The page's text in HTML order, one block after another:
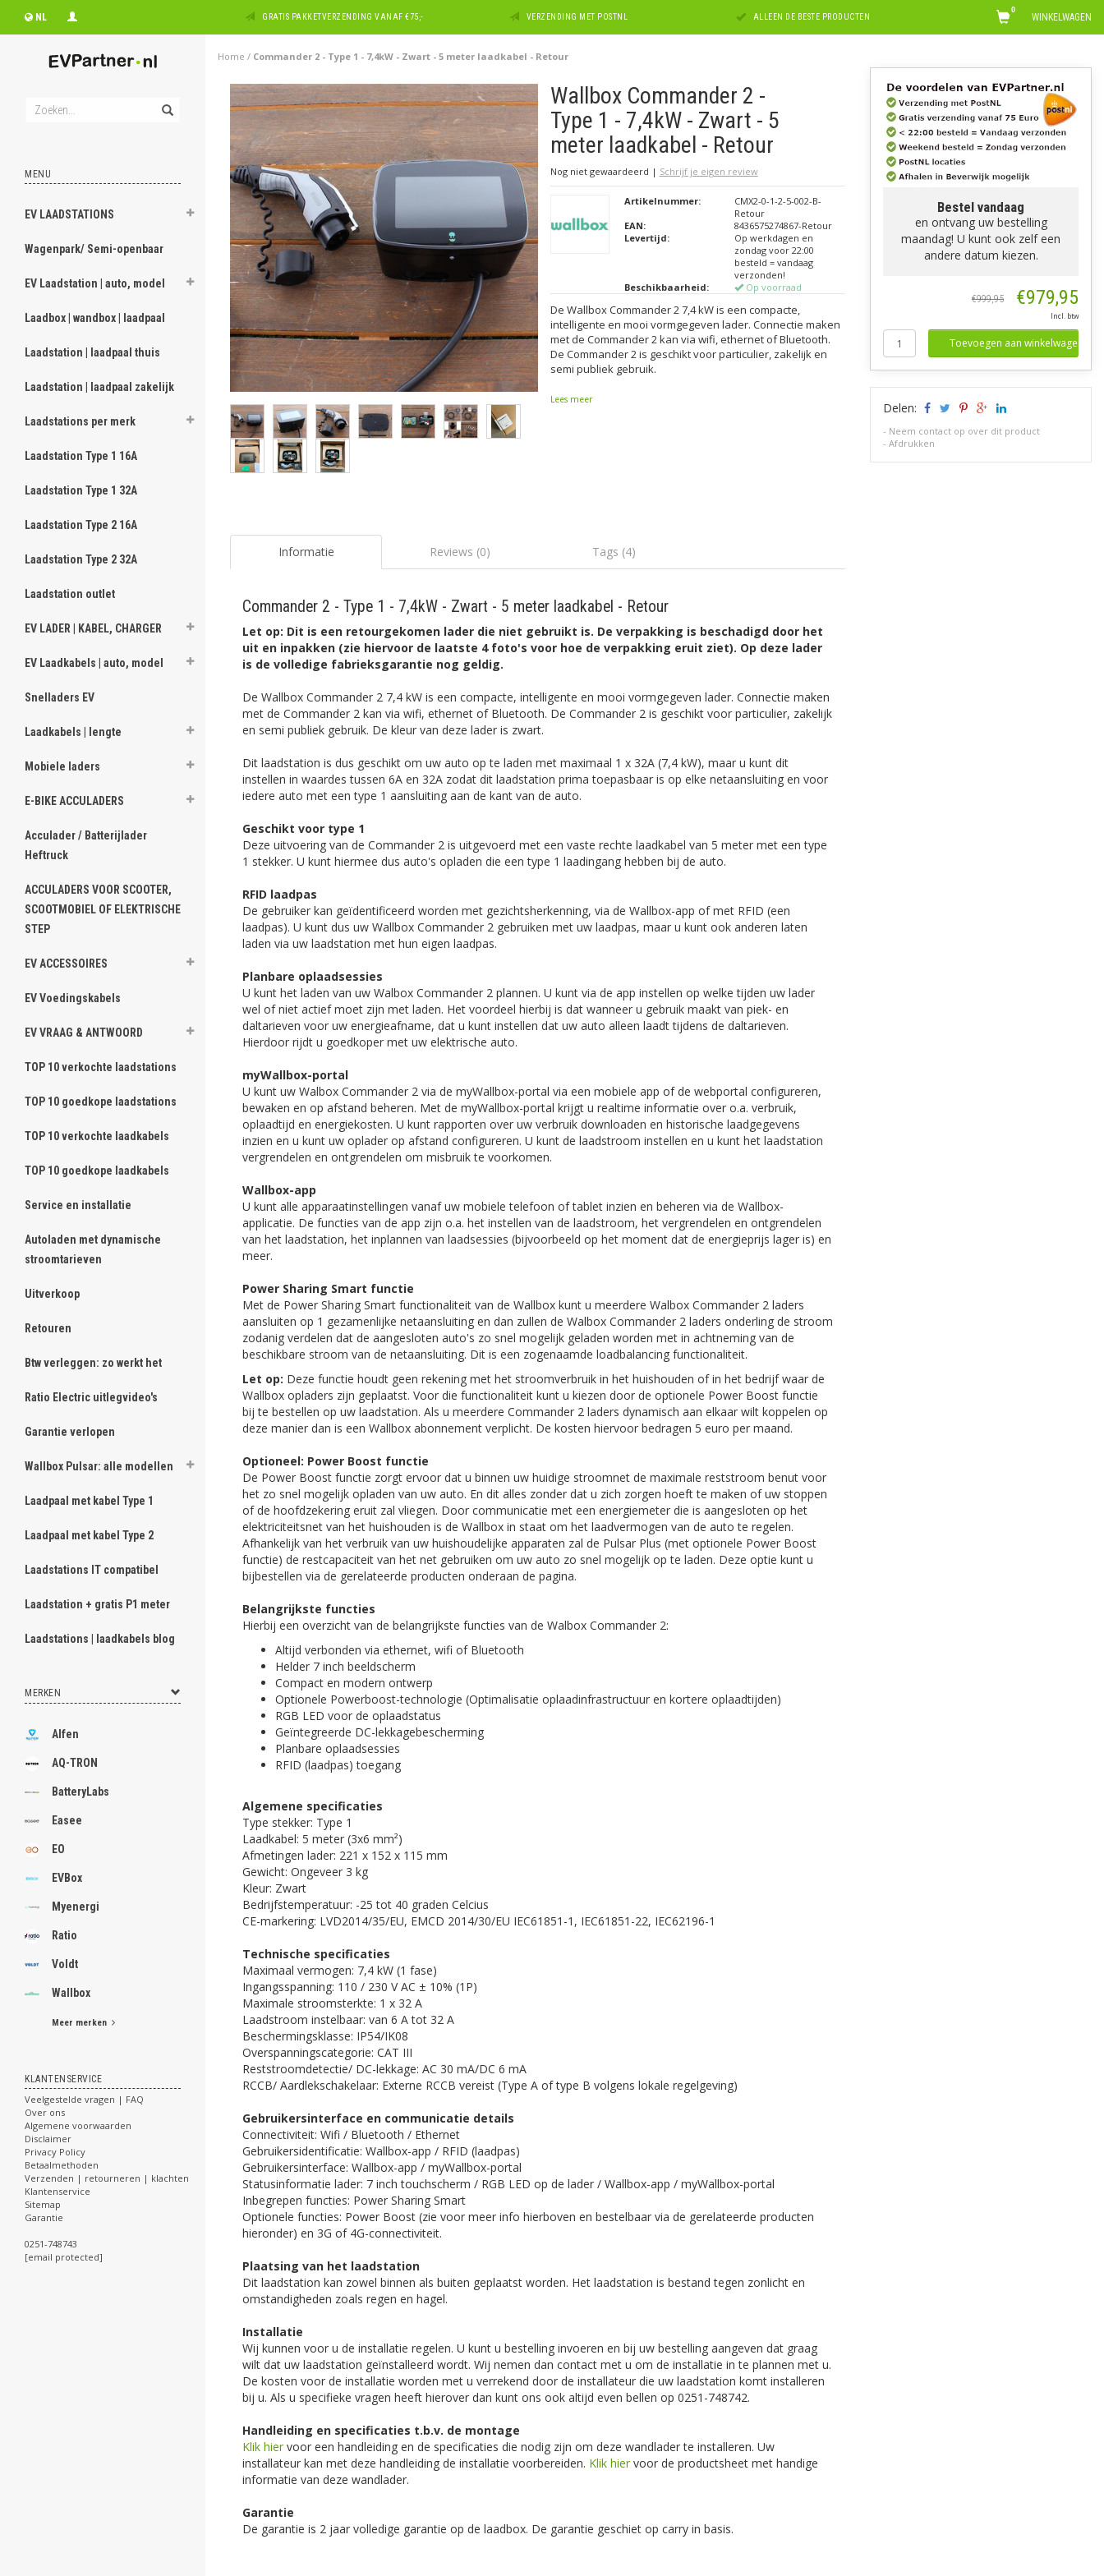
NL GRATIS PAKKETVERZENDING VANAF €75,- VERZENDING MET POSTNL ALLEEN DE BESTE PRODUCTEN WINKELWAGEN
0
MENU
EV LAADSTATIONS
Wagenpark/ Semi-openbaar
EV Laadstation | auto, model
Laadbox | wandbox | laadpaal
Laadstation | laadpaal thuis
Laadstation | laadpaal zakelijk
Laadstations per merk
Laadstation Type 1 16A
Laadstation Type 1 32A
Laadstation Type 2 16A
Laadstation Type 2 32A
Laadstation outlet
EV LADER | KABEL, CHARGER
EV Laadkabels | auto, model
Snelladers EV
Laadkabels | lengte
Mobiele laders
E-BIKE ACCULADERS
Acculader / Batterijlader
Heftruck
ACCULADERS VOOR SCOOTER,
SCOOTMOBIEL OF ELEKTRISCHE
STEP
EV ACCESSOIRES
EV Voedingskabels
EV VRAAG & ANTWOORD
TOP 10 verkochte laadstations
TOP 10 goedkope laadstations
TOP 10 verkochte laadkabels
TOP 10 goedkope laadkabels
Service en installatie
Autoladen met dynamische
stroomtarieven
Uitverkoop
Retouren
Btw verleggen: zo werkt het
Ratio Electric uitlegvideo's
Garantie verlopen
Wallbox Pulsar: alle modellen
Laadpaal met kabel Type 1
Laadpaal met kabel Type 2
Laadstations IT compatibel
Laadstation + gratis P1 meter
Laadstations | laadkabels blog
MERKEN
Alfen
AQ-TRON
BatteryLabs
Easee
EO
EVBox
Myenergi
Ratio
Voldt
Wallbox
Meer merken
KLANTENSERVICE
Veelgestelde vragen | FAQ
Over ons
Algemene voorwaarden
Disclaimer
Privacy Policy
Betaalmethoden
Verzenden | retourneren | klachten
Klantenservice
Sitemap
Garantie
0251-748743
[email protected]
Home / Commander 2 - Type 1 - 7,4kW - Zwart - 5 meter laadkabel - Retour
Wallbox Commander 2 -
Type 1 - 7,4kW - Zwart - 5
meter laadkabel - Retour
Nog niet gewaardeerd | Schrijf je eigen review
Artikelnummer:
CMX2-0-1-2-5-002-B-
Retour
EAN:
8436575274867-Retour
Levertijd:
Op werkdagen en
zondag voor 22:00
besteld = vandaag
verzonden!
Beschikbaarheid:
Op voorraad
De Wallbox Commander 2 7,4 kW is een compacte,
intelligente en mooi vormgegeven lader. Connectie maken
met de Commander 2 kan via wifi, ethernet of Bluetooth.
De Commander 2 is geschikt voor particulier, zakelijk en
semi publiek gebruik.
Lees meer
Informatie Reviews (0) Tags (4)
Commander 2 - Type 1 - 7,4kW - Zwart - 5 meter laadkabel - Retour
Let op: Dit is een retourgekomen lader die niet gebruikt is. De verpakking is beschadigd door het
uit en inpakken (zie hiervoor de laatste 4 foto's voor hoe de verpakking eruit ziet). Op deze lader
is de volledige fabrieksgarantie nog geldig.
De Wallbox Commander 2 7,4 kW is een compacte, intelligente en mooi vormgegeven lader. Connectie maken
met de Commander 2 kan via wifi, ethernet of Bluetooth. De Commander 2 is geschikt voor particulier, zakelijk
en semi publiek gebruik. De kleur van deze lader is zwart.
Dit laadstation is dus geschikt om uw auto op te laden met maximaal 1 x 32A (7,4 kW), maar u kunt dit
instellen in waardes tussen 6A en 32A zodat dit laadstation prima toepasbaar is op elke netaansluiting en voor
iedere auto met een type 1 aansluiting aan de kant van de auto.
Geschikt voor type 1
Deze uitvoering van de Commander 2 is uitgevoerd met een vaste rechte laadkabel van 5 meter met een type
1 stekker. U kunt hiermee dus auto's opladen die een type 1 laadingang hebben bij de auto.
RFID laadpas
De gebruiker kan geïdentificeerd worden met gezichtsherkenning, via de Wallbox-app of met RFID (een
laadpas). U kunt dus uw Wallbox Commander 2 gebruiken met uw laadpas, maar u kunt ook anderen laten
laden via uw laadstation met hun eigen laadpas.
Planbare oplaadsessies
U kunt het laden van uw Walbox Commander 2 plannen. U kunt via de app instellen op welke tijden uw lader
wel of niet actief moet zijn met laden. Het voordeel hierbij is dat wanneer u gebruik maakt van piek- en
daltarieven voor uw energieafname, dat u kunt instellen dat uw auto alleen laadt tijdens de daltarieven.
Hierdoor rijdt u goedkoper met uw elektrische auto.
myWallbox-portal
U kunt uw Walbox Commander 2 via de myWallbox-portal via een mobiele app of de webportal configureren,
bewaken en op afstand beheren. Met de myWallbox-portal krijgt u realtime informatie over o.a. verbruik,
oplaadtijd en energiekosten. U kunt rapporten over uw verbruik downloaden en historische laadgegevens
inzien en u kunt uw oplader op afstand configureren. U kunt de laadstroom instellen en u kunt het laadstation
vergrendelen en ontgrendelen om misbruik te voorkomen.
Wallbox-app
U kunt alle apparaatinstellingen vanaf uw mobiele telefoon of tablet inzien en beheren via de Wallbox-
applicatie. De functies van de app zijn o.a. het instellen van de laadstroom, het vergrendelen en ontgrendelen
van het laadstation, het inplannen van laadsessies (bijvoorbeeld op het moment dat de energieprijs lager is) en
meer.
Power Sharing Smart functie
Met de Power Sharing Smart functionaliteit van de Wallbox kunt u meerdere Walbox Commander 2 laders
aansluiten op 1 gezamenlijke netaansluiting en dan zullen de Walbox Commander 2 laders onderling de stroom
zodanig verdelen dat de aangesloten auto's zo snel mogelijk geladen worden met in achtneming van de
beschikbare stroom van de netaansluiting. Dit is een zogenaamde loadbalancing functionaliteit.
Let op: Deze functie houdt geen rekening met het stroomverbruik in het huishouden of in het bedrijf waar de
Wallbox opladers zijn geplaatst. Voor die functionaliteit kunt u kiezen door de optionele Power Boost functie
bij te bestellen op uw laadstation. Als u meerdere Commander 2 laders dynamisch aan elkaar wilt koppelen op
deze manier dan is een Wallbox abonnement verplicht. De kosten hiervoor bedragen 5 euro per maand.
Optioneel: Power Boost functie
De Power Boost functie zorgt ervoor dat u binnen uw huidige stroomnet de maximale reststroom benut voor
het zo snel mogelijk opladen van uw auto. En dit alles zonder dat u zich zorgen hoeft te maken of uw stoppen
of de hoofdzekering eruit zal vliegen. Door communicatie met een energiemeter die is aangesloten op het
elektriciteitsnet van het huishouden is de Wallbox in staat om het laadvermogen van de auto te regelen.
Afhankelijk van het verbruik van uw huishoudelijke apparaten zal de Pulsar Plus (met optionele Power Boost
functie) de restcapaciteit van het net gebruiken om uw auto zo snel mogelijk op te laden. Deze optie kunt u
bijbestellen via de gerelateerde producten onderaan de pagina.
Belangrijkste functies
Hierbij een overzicht van de belangrijkste functies van de Walbox Commander 2:
Altijd verbonden via ethernet, wifi of Bluetooth
Helder 7 inch beeldscherm
Compact en modern ontwerp
Optionele Powerboost-technologie (Optimalisatie oplaadinfrastructuur en kortere oplaadtijden)
RGB LED voor de oplaadstatus
Geïntegreerde DC-lekkagebescherming
Planbare oplaadsessies
RFID (laadpas) toegang
Algemene specificaties
Type stekker: Type 1
Laadkabel: 5 meter (3x6 mm²)
Afmetingen lader: 221 x 152 x 115 mm
Gewicht: Ongeveer 3 kg
Kleur: Zwart
Bedrijfstemperatuur: -25 tot 40 graden Celcius
CE-markering: LVD2014/35/EU, EMCD 2014/30/EU IEC61851-1, IEC61851-22, IEC62196-1
Technische specificaties
Maximaal vermogen: 7,4 kW (1 fase)
Ingangsspanning: 110 / 230 V AC ± 10% (1P)
Maximale stroomsterkte: 1 x 32 A
Laadstroom instelbaar: van 6 A tot 32 A
Beschermingsklasse: IP54/IK08
Overspanningscategorie: CAT III
Reststroomdetectie/ DC-lekkage: AC 30 mA/DC 6 mA
RCCB/ Aardlekschakelaar: Externe RCCB vereist (Type A of type B volgens lokale regelgeving)
Gebruikersinterface en communicatie details
Connectiviteit: Wifi / Bluetooth / Ethernet
Gebruikersidentificatie: Wallbox-app / RFID (laadpas)
Gebruikersinterface: Wallbox-app / myWallbox-portal
Statusinformatie lader: 7 inch touchscherm / RGB LED op de lader / Wallbox-app / myWallbox-portal
Inbegrepen functies: Power Sharing Smart
Optionele functies: Power Boost (zie voor meer info hierboven en bestelbaar via de gerelateerde producten
hieronder) en 3G of 4G-connectiviteit.
Plaatsing van het laadstation
Dit laadstation kan zowel binnen als buiten geplaatst worden. Het laadstation is bestand tegen zonlicht en
omstandigheden zoals regen en hagel.
Installatie
Wij kunnen voor u de installatie regelen. U kunt u bestelling invoeren en bij uw bestelling aangeven dat graag
wilt dat uw laadstation geïnstalleerd wordt. Wij nemen dan contact met u om de installatie in te plannen met u.
De kosten voor de installatie worden met u verrekend door de installateur die uw laadstation komt installeren
bij u. Als u specifieke vragen heeft hierover dan kunt ons ook altijd even bellen op 0251-748742.
Handleiding en specificaties t.b.v. de montage
Klik hiervoor een handleiding en de specificaties die nodig zijn om deze wandlader te installeren. Uw
installateur kan met deze handleiding de installatie voorbereiden. Klik hiervoor de productsheet met handige
informatie van deze wandlader.
Garantie
De garantie is 2 jaar volledige garantie op de laadbox. De garantie geschiet op carry in basis.
Bestel vandaag
en ontvang uw bestelling
maandag! U kunt ook zelf een
andere datum kiezen.
€999,95 €979,95
Incl. btw
Toevoegen aan winkelwagen
Delen:
- Neem contact op over dit product
-Afdrukken